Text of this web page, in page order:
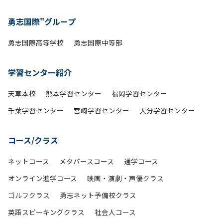
勇志国際"グループ
勇志国際高等学校 勇志国際中等部
学習センター紹介
天草本校 熊本学習センター
福岡学習センター
千葉学習センター
宮崎学習センター 大分学習センター
コース/クラス
ネットコース メタバースコース
通学コース
オンライン進学コース
映画・演劇・声優クラス
ゴルフクラス
勇志ネット予備校クラス
英語スピーキングクラス
社会人コース